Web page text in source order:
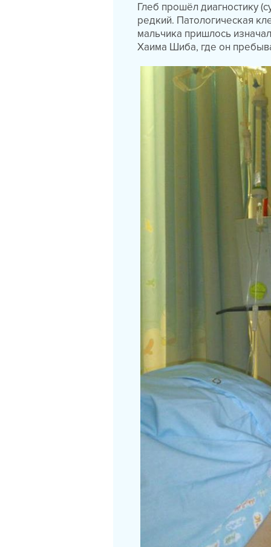
Глеб прошёл диагностику
редкий. Патологическая
мальчика пришлось
Хаима Шиба, где он